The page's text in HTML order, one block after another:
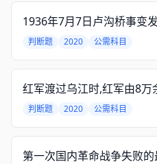
1936年7月7日卢沟桥事变
判断题 2020 公需科目
红军渡过乌江时,红军由8万
判断题 2020 公需科目
第一次国内革命战争失败